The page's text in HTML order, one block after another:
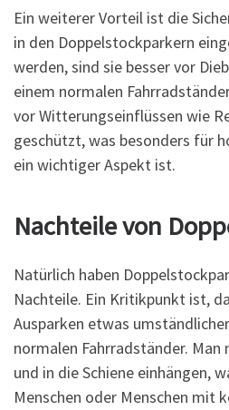
Ein weiterer Vorteil ist die
in den Doppelstockparkern
werden, sind sie besser vor
einem normalen
vor Witterungseinflüssen wie
geschützt, was besonders für
ein wichtiger Aspekt ist.
Nachteile von
Natürlich haben
Nachteile. Ein Kritikpunkt ist,
Ausparken etwas
normalen Fahrradständer. Man
und in die Schiene einhängen,
Menschen oder Menschen mit